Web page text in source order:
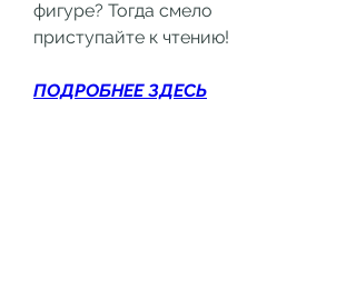
фигуре? Тогда смело
приступайте к чтению!
ПОДРОБНЕЕ ЗДЕСЬ